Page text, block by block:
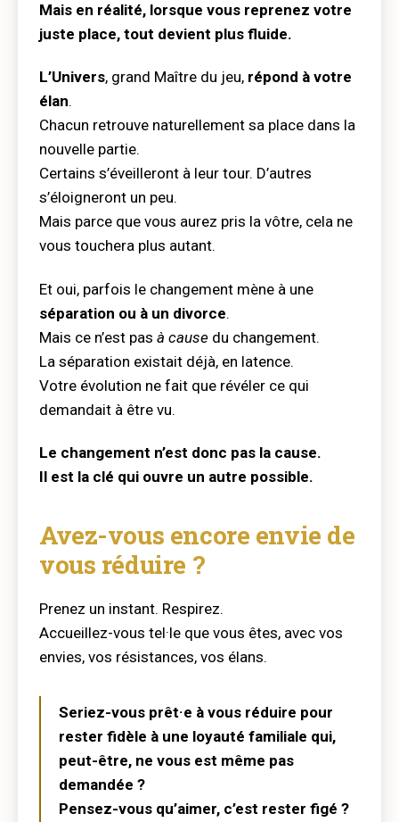
Mais en réalité, lorsque vous reprenez votre
juste place, tout devient plus fluide.
L’Univers, grand Maître du jeu, répond à votre
élan.
Chacun retrouve naturellement sa place dans la
nouvelle partie.
Certains s’éveilleront à leur tour. D’autres
s’éloigneront un peu.
Mais parce que vous aurez pris la vôtre, cela ne
vous touchera plus autant.
Et oui, parfois le changement mène à une
séparation ou à un divorce.
Mais ce n’est pas à cause du changement.
La séparation existait déjà, en latence.
Votre évolution ne fait que révéler ce qui
demandait à être vu.
Le changement n’est donc pas la cause.
Il est la clé qui ouvre un autre possible.
Avez-vous encore envie de
vous réduire ?
Prenez un instant. Respirez.
Accueillez-vous tel·le que vous êtes, avec vos
envies, vos résistances, vos élans.
Seriez-vous prêt·e à vous réduire pour
rester fidèle à une loyauté familiale qui,
peut-être, ne vous est même pas
demandée ?
Pensez-vous qu’aimer, c’est rester figé ?